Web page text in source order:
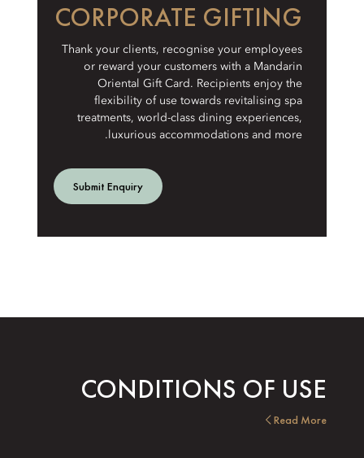
CORPORATE GIFTING
Thank your clients, recognise your employees
or reward your customers with a Mandarin
Oriental Gift Card. Recipients enjoy the
flexibility of use towards revitalising spa
treatments, world-class dining experiences,
luxurious accommodations and more.
Submit Enquiry
CONDITIONS OF USE
Read More